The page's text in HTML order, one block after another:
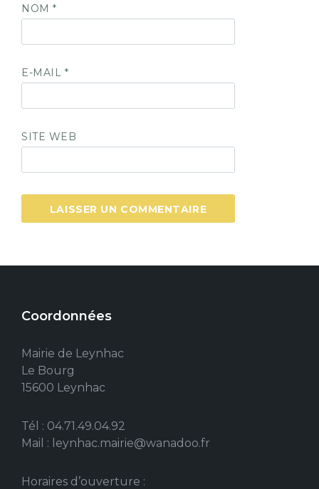
NOM*
E-MAIL *
SITE WEB
Coordonnées
Mairie de Leynhac
Le Bourg
15600 Leynhac
Tél : 04.71.49.04.92
Mail : leynhac.mairie@wanadoo.fr
Horaires d’ouverture :